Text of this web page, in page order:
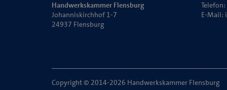
Handwerkskammer Flensburg
Johanniskirchhof 1-7
24937 Flensburg
E-Mail:
Copyright © 2014-2026 Handwerkskammer Flensburg